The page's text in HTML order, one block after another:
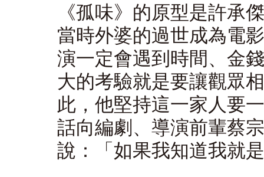
《孤味》的原型是許承
當時外婆的過世成為電
演一定會遇到時間、金
大的考驗就是要讓觀眾
此，他堅持這一家人要
話向編劇、導演前輩蔡
說：「如果我知道我就